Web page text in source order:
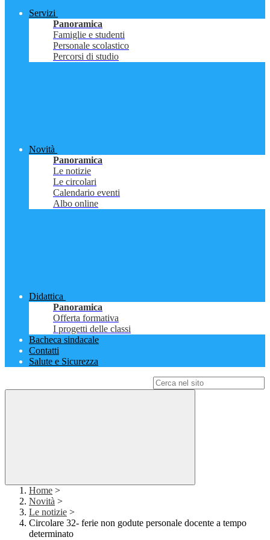
Servizi
Panoramica
Famiglie e studenti
Personale scolastico
Percorsi di studio
Novità
Panoramica
Le notizie
Le circolari
Calendario eventi
Albo online
Didattica
Panoramica
Offerta formativa
I progetti delle classi
Bacheca sindacale
Contatti
Salute e Sicurezza
Home >
Novità >
Le notizie >
Circolare 32- ferie non godute personale docente a tempo
determinato